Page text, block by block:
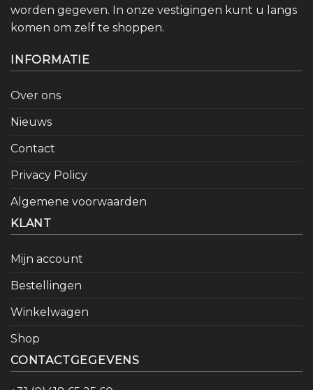
worden gegeven. In onze vestigingen kunt u langs
komen om zelf te shoppen.
INFORMATIE
Over ons
Nieuws
Contact
Privacy Policy
Algemene voorwaarden
KLANT
Mijn account
Bestellingen
Winkelwagen
Shop
CONTACTGEGEVENS